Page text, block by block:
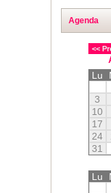
Agenda
<<
Lu
3
10
17
24
31
Lu